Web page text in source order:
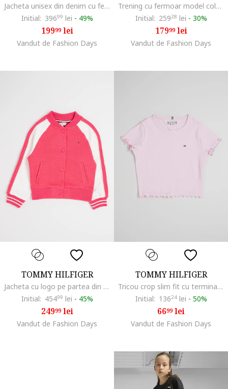
Jacheta unisex din denim cu fermoar si banda elastica in talie, Gri inchis
Initial: 39699 lei - 49%
19999lei
Vandut de Fashion Days
Trening cu fermoar model colorblock, Alb/Albastru aquamarin/Albastru petrol
Initial: 25928 lei - 30%
17999lei
Vandut de Fashion Days
TOMMY HILFIGER
Jacheta cu logo pe partea din spate, Roz aprins/Alb murdar
Initial: 45499 lei - 45%
24999lei
Vandut de Fashion Days
TOMMY HILFIGER
Tricou crop slim fit cu terminatii valurite, Roz pastel
Initial: 13624lei - 50%
6699lei
Vandut de Fashion Days